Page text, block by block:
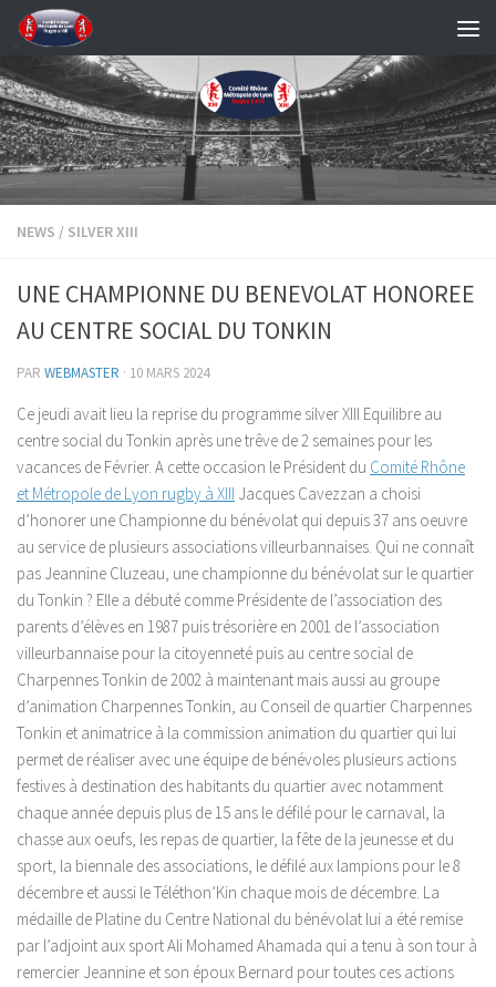
Skip to content
NEWS / SILVER XIII
UNE CHAMPIONNE DU BENEVOLAT HONOREE
AU CENTRE SOCIAL DU TONKIN
PAR WEBMASTER · 10 MARS 2024
Ce jeudi avait lieu la reprise du programme silver XIII Equilibre au
centre social du Tonkin après une trêve de 2 semaines pour les
vacances de Février. A cette occasion le Président du Comité Rhône
et Métropole de Lyon rugby à XIII Jacques Cavezzan a choisi
d’honorer une Championne du bénévolat qui depuis 37 ans oeuvre
au service de plusieurs associations villeurbannaises. Qui ne connaît
pas Jeannine Cluzeau, une championne du bénévolat sur le quartier
du Tonkin ? Elle a débuté comme Présidente de l’association des
parents d’élèves en 1987 puis trésorière en 2001 de l’association
villeurbannaise pour la citoyenneté puis au centre social de
Charpennes Tonkin de 2002 à maintenant mais aussi au groupe
d’animation Charpennes Tonkin, au Conseil de quartier Charpennes
Tonkin et animatrice à la commission animation du quartier qui lui
permet de réaliser avec une équipe de bénévoles plusieurs actions
festives à destination des habitants du quartier avec notamment
chaque année depuis plus de 15 ans le défilé pour le carnaval, la
chasse aux oeufs, les repas de quartier, la fête de la jeunesse et du
sport, la biennale des associations, le défilé aux lampions pour le 8
décembre et aussi le Téléthon’Kin chaque mois de décembre. La
médaille de Platine du Centre National du bénévolat lui a été remise
par l’adjoint aux sport Ali Mohamed Ahamada qui a tenu à son tour à
remercier Jeannine et son époux Bernard pour toutes ces actions